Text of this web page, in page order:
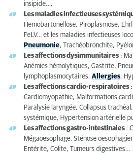
insipide…,
Les maladies infectieuses
Hemobartonellose, Piroplasmose,
FeLV… et les maladies infectieuses
Pneumonie, Trachéobronchite,
Les affections dysimmunitaires :
Anémies hémolytiques, Gastrite,
lymphoplasmocytaires, Allergies,
Les affections cardio-respiratoires
Cardiomyopathie, Malformations
Paralysie laryngée, Collapsus
systémique, Hypertension artérielle
Les affections gastro-intestinales :
Mégaoesophage, Sténose
Entérite, Colite, Tumeurs digestives…